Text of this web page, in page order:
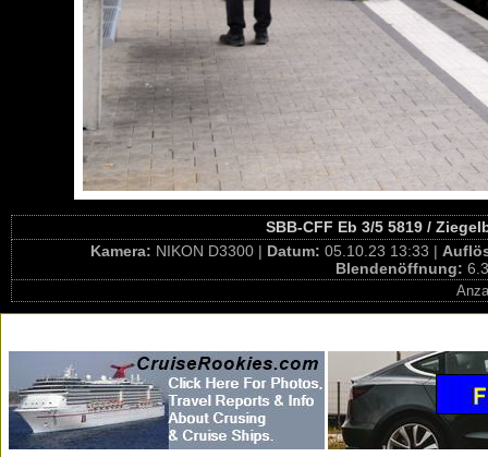
SBB-CFF Eb 3/5 5819 /
Kamera: NIKON D3300 | Datum: 05.10.23 13:33 |
Blendenöffnung: